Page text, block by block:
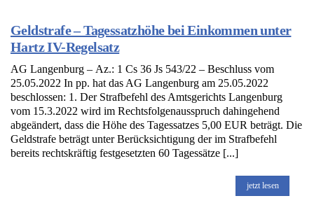
Geldstrafe – Tagessatzhöhe bei Einkommen unter
Hartz IV-Regelsatz
AG Langenburg – Az.: 1 Cs 36 Js 543/22 – Beschluss vom
25.05.2022 In pp. hat das AG Langenburg am 25.05.2022
beschlossen: 1. Der Strafbefehl des Amtsgerichts Langenburg
vom 15.3.2022 wird im Rechtsfolgenausspruch dahingehend
abgeändert, dass die Höhe des Tagessatzes 5,00 EUR beträgt. Die
Geldstrafe beträgt unter Berücksichtigung der im Strafbefehl
bereits rechtskräftig festgesetzten 60 Tagessätze [...]
jetzt lesen